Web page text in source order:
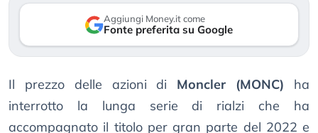
Aggiungi Money.it come
Fonte preferita su Google
Il prezzo delle azioni di Moncler (MONC) ha
interrotto la lunga serie di rialzi che ha
accompagnato il titolo per gran parte del 2022 e